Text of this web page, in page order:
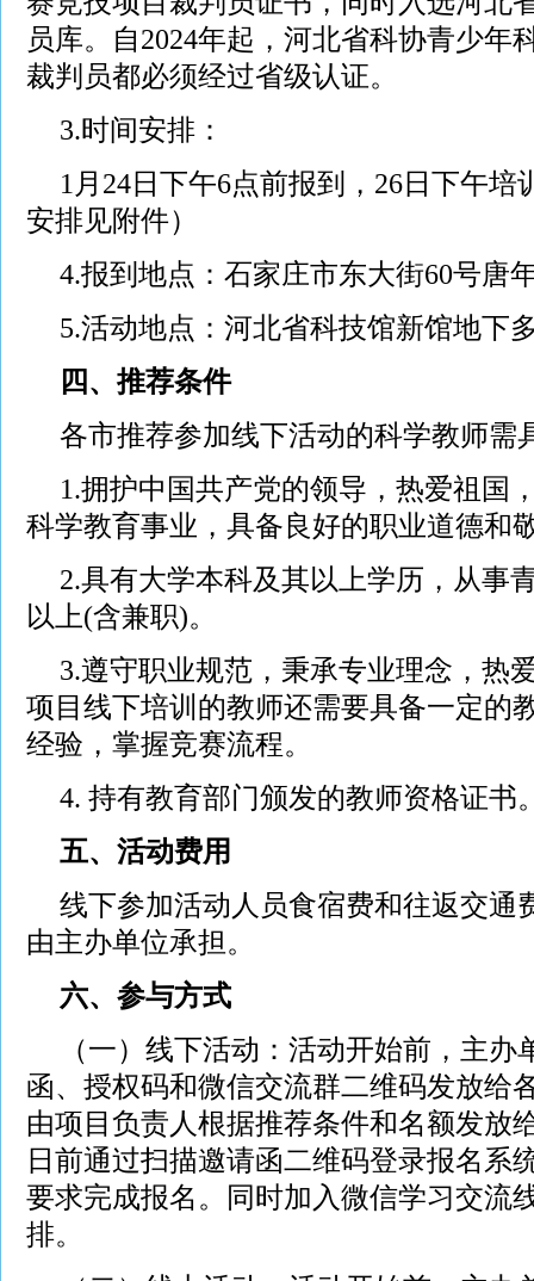
员库。自2024年起，河北省科协青少年
裁判员都必须经过省级认证。
3.时间安排：
1月24日下午6点前报到，26日下午
安排见附件）
4.报到地点：石家庄市东大街60号唐
5.活动地点：河北省科技馆新馆地下
四、推荐条件
各市推荐参加线下活动的科学教师需
1.拥护中国共产党的领导，热爱祖国
科学教育事业，具备良好的职业道德和
2.具有大学本科及其以上学历，从事
以上(含兼职)。
3.遵守职业规范，秉承专业理念，热
项目线下培训的教师还需要具备一定的
经验，掌握竞赛流程。
4. 持有教育部门颁发的教师资格证书
五、活动费用
线下参加活动人员食宿费和往返交通
由主办单位承担。
六、参与方式
（一）线下活动：活动开始前，主
函、授权码和微信交流群二维码发放给
由项目负责人根据推荐条件和名额发放
日前通过扫描邀请函二维码登录报名系
要求完成报名。同时加入微信学习交流
排。